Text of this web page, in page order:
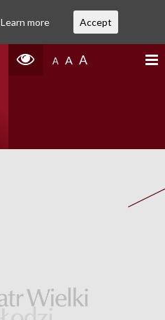
A A A
Learn more Accept